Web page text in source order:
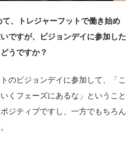
、トレジャーフットで働き始め
ですが、ビジョンデイに参加した
うですか？
のビジョンデイに参加して、「こ
くフェーズにあるな」ということ
ジティブですし、一方でもちろん